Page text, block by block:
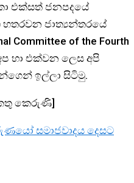
එක්සත් ජනපදයේ
හතරවන ජාත්‍යන්තරයේ
Committee of the Fourth
හා එක්වන ලෙස අපි
ඉල්ලා සිටිමු.
කෙරුණි]
සමාජවාදය දෙසට